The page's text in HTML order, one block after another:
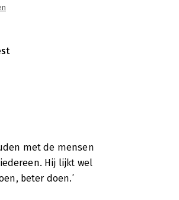
met de mensen
Hij lijkt wel
beter doen.’